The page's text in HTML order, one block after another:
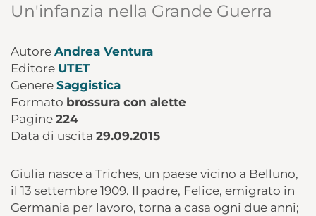
Un'infanzia nella Grande Guerra
Autore Andrea Ventura
Editore UTET
Genere Saggistica
Formato brossura con alette
Pagine 224
Data di uscita 29.09.2015
Giulia nasce a Triches, un paese vicino a Belluno,
il 13 settembre 1909. Il padre, Felice, emigrato in
Germania per lavoro, torna a casa ogni due anni;